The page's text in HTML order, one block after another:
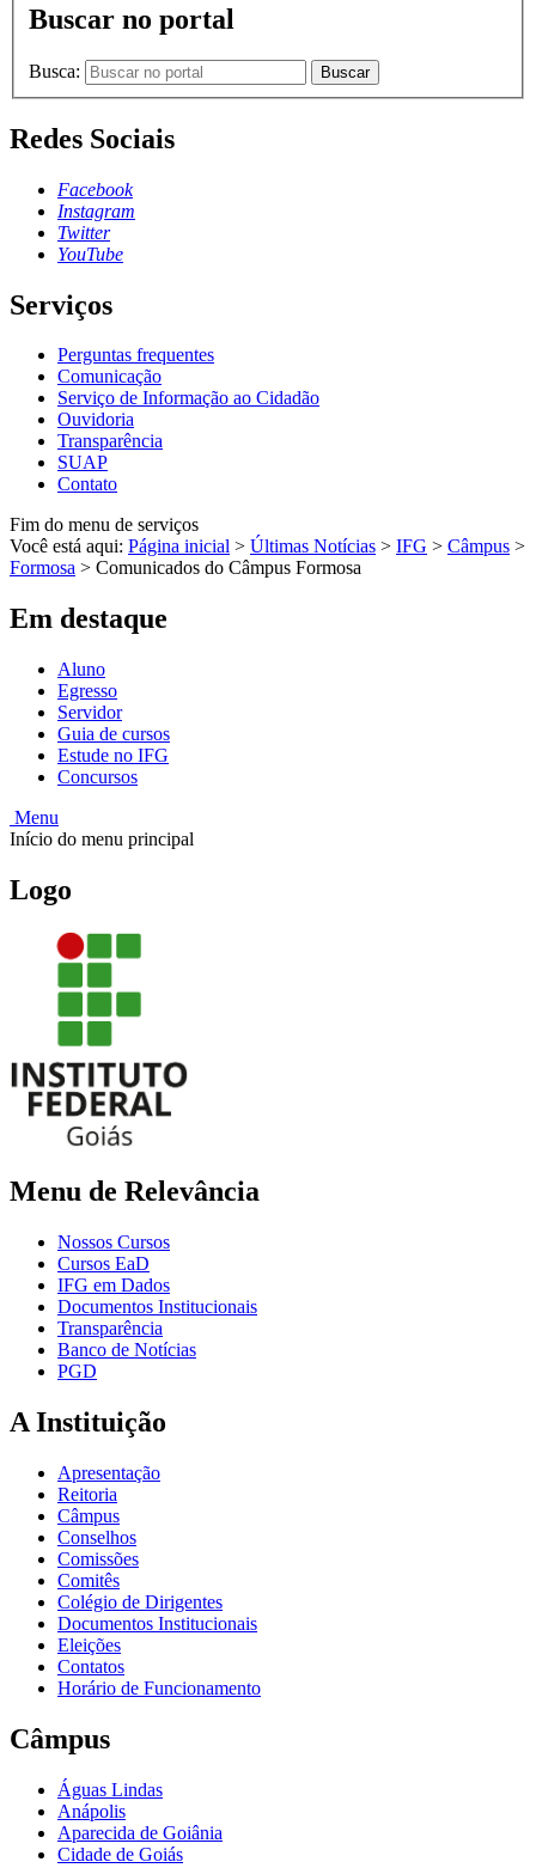
Buscar no portal
Busca: Buscar
Redes Sociais
Facebook
Instagram
Twitter
YouTube
Serviços
Perguntas frequentes
Comunicação
Serviço de Informação ao Cidadão
Ouvidoria
Transparência
SUAP
Contato
Fim do menu de serviços
Você está aqui: Página inicial > Últimas Notícias > IFG > Câmpus >
Formosa > Comunicados do Câmpus Formosa
Em destaque
Aluno
Egresso
Servidor
Guia de cursos
Estude no IFG
Concursos
Menu
Início do menu principal
Logo
Menu de Relevância
Nossos Cursos
Cursos EaD
IFG em Dados
Documentos Institucionais
Transparência
Banco de Notícias
PGD
A Instituição
Apresentação
Reitoria
Câmpus
Conselhos
Comissões
Comitês
Colégio de Dirigentes
Documentos Institucionais
Eleições
Contatos
Horário de Funcionamento
Câmpus
Águas Lindas
Anápolis
Aparecida de Goiânia
Cidade de Goiás